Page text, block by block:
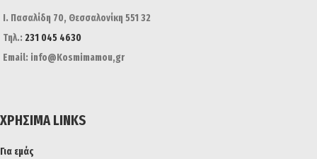
Ι. Πασαλίδη 70, Θεσσαλονίκη 551 32
Τηλ.: 231 045 4630
Email: info@Kosmimamou,gr
ΧΡΉΣΙΜΑ LINKS
Για εμάς